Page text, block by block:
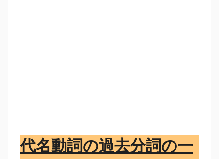
代名動詞の過去分詞の一